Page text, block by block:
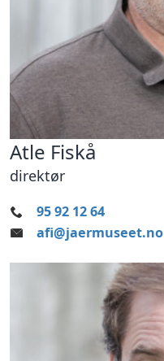
Atle Fiskå
direktør
95 92 12 64
afi@jaermuseet.no